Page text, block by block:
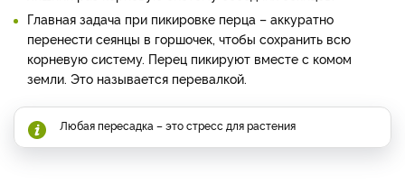
Главная задача при пикировке перца – аккуратно
перенести сеянцы в горшочек, чтобы сохранить всю
корневую систему. Перец пикируют вместе с комом
земли. Это называется перевалкой.
Любая пересадка – это стресс для растения